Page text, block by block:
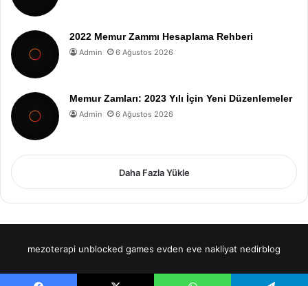
2022 Memur Zammı Hesaplama Rehberi
Admin 6 Ağustos 2026
Memur Zamları: 2023 Yılı İçin Yeni Düzenlemeler
Admin 6 Ağustos 2026
Daha Fazla Yükle
mezoterapi unblocked games evden eve nakliyat nedirblog